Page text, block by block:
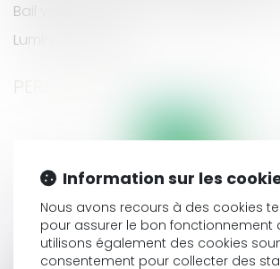
Bail vide 966 € HC / mois jusqu’en mars
Luminosité, calme.
PERFORMANCE ÉNERGÉTIQUE
Information sur les
Nous avons recours à des cookies
pour assurer le bon fonctionnement
utilisons également des cookies
consentement pour collecter des